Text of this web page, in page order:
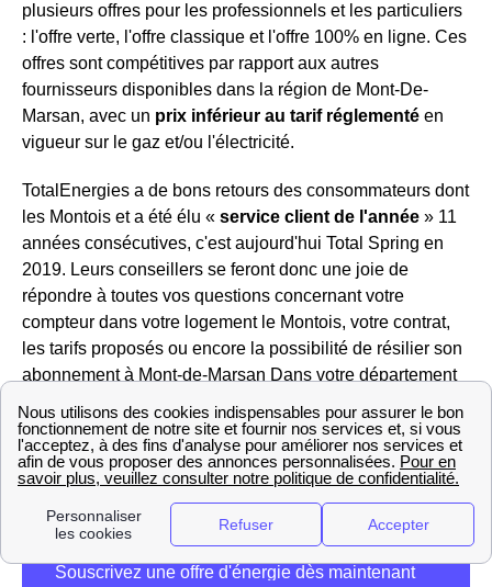
plusieurs offres pour les professionnels et les particuliers
: l'offre verte, l'offre classique et l'offre 100% en ligne. Ces
offres sont compétitives par rapport aux autres
fournisseurs disponibles dans la région de Mont-De-
Marsan, avec un prix inférieur au tarif réglementé en
vigueur sur le gaz et/ou l'électricité.
TotalEnergies a de bons retours des consommateurs dont
les Montois et a été élu « service client de l'année » 11
années consécutives, c'est aujourd'hui Total Spring en
2019. Leurs conseillers se feront donc une joie de
répondre à toutes vos questions concernant votre
compteur dans votre logement le Montois, votre contrat,
les tarifs proposés ou encore la possibilité de résilier son
abonnement à Mont-de-Marsan Dans votre département
souhaitez pas décrocher le téléphone ? Pas de problème,
vous pouvez également écrire à TotalEnergies Mont-de-
Marsan depuis votre espace client en ligne.